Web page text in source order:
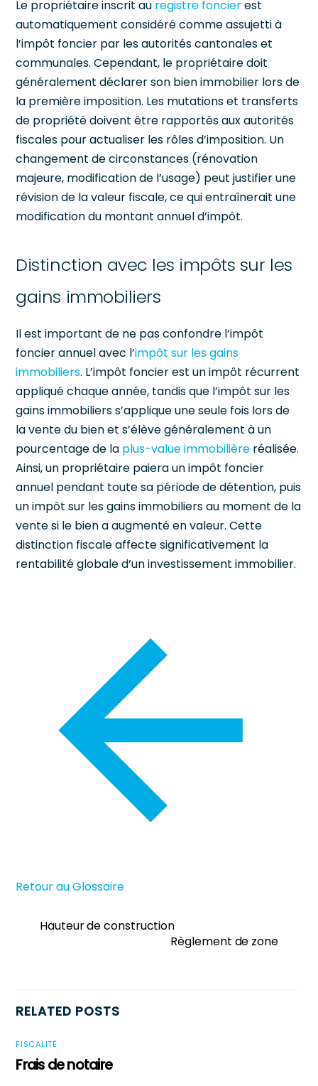
Le propriétaire inscrit au registre foncierest
automatiquement considéré comme assujetti à
l’impôt foncier par les autorités cantonales et
communales. Cependant, le propriétaire doit
généralement déclarer son bien immobilier lors de
la première imposition. Les mutations et transferts
de propriété doivent être rapportés aux autorités
fiscales pour actualiser les rôles d’imposition. Un
changement de circonstances (rénovation
majeure, modification de l’usage) peut justifier une
révision de la valeur fiscale, ce qui entraînerait une
modification du montant annuel d’impôt.
Distinction avec les impôts sur les
gains immobiliers
Il est important de ne pas confondre l’impôt
foncier annuel avec l’impôt sur les gains
immobiliers. L’impôt foncier est un impôt récurrent
appliqué chaque année, tandis que l’impôt sur les
gains immobiliers s’applique une seule fois lors de
la vente du bien et s’élève généralement à un
pourcentage de la plus-value immobilière réalisée.
Ainsi, un propriétaire paiera un impôt foncier
annuel pendant toute sa période de détention, puis
un impôt sur les gains immobiliers au moment de la
vente si le bien a augmenté en valeur. Cette
distinction fiscale affecte significativement la
rentabilité globale d’un investissement immobilier.
Retour au Glossaire
Hauteur de construction
Règlement de zone
RELATED POSTS
FISCALITÉ
Frais de notaire